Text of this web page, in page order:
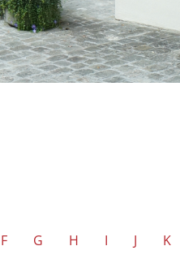
F G H I J K